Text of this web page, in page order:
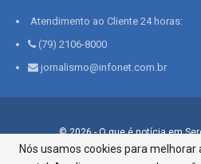
Atendimento ao Cliente 24 horas:
(79) 2106-8000
jornalismo@infonet.com.br
© 2026 - O que é notícia em
Nós usamos cookies para